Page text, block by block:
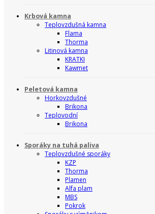
Krbová kamna
Teplovzdušná kamna
Flama
Thorma
Litinová kamna
KRATKI
Kawmet
Peletová kamna
Horkovzdušné
Brikona
Teplovodní
Brikona
Sporáky na tuhá paliva
Teplovzdušné sporáky
KZP
Thorma
Plamen
Alfa plam
MBS
Pokrok